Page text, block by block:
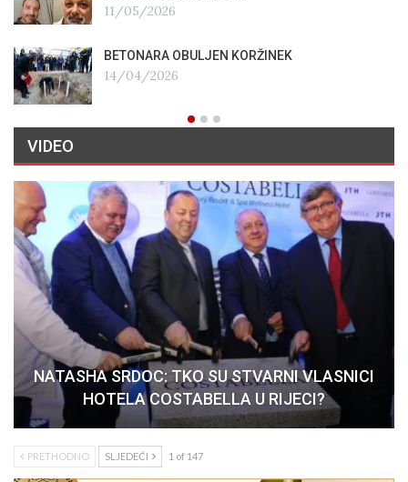
11/05/2026
BETONARA OBULJEN KORŽINEK
14/04/2026
VIDEO
NATASHA SRDOC: TKO SU STVARNI VLASNICI
HOTELA COSTABELLA U RIJECI?
PRETHODNO SLJEDEĆI 1 of 147